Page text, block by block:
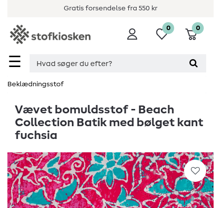
Gratis forsendelse fra 550 kr
☰
0 0
Beklædningsstof
Vævet bomuldsstof - Beach
Collection Batik med bølget kant
fuchsia